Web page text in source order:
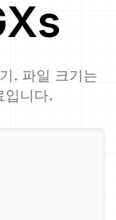
s
. 파일 크기는
입니다.